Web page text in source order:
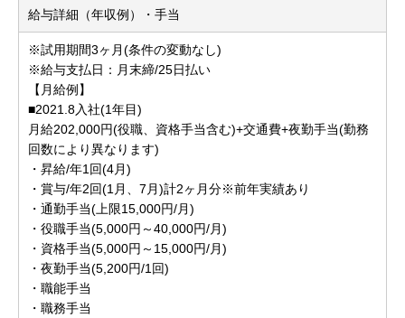
給与詳細（年収例）・手当
※試用期間3ヶ月(条件の変動なし)
※給与支払日：月末締/25日払い
【月給例】
■2021.8入社(1年目)
月給202,000円(役職、資格手当含む)+交通費+夜勤手当(勤務
回数により異なります)
・昇給/年1回(4月)
・賞与/年2回(1月、7月)計2ヶ月分※前年実績あり
・通勤手当(上限15,000円/月)
・役職手当(5,000円～40,000円/月)
・資格手当(5,000円～15,000円/月)
・夜勤手当(5,200円/1回)
・職能手当
・職務手当